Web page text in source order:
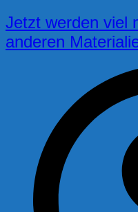
Jetzt werden viel
anderen